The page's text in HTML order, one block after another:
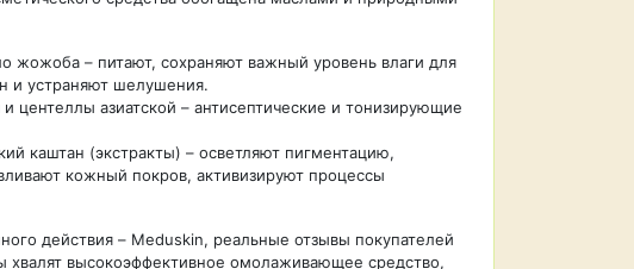
жожоба – питают, сохраняют важный уровень влаги для
и устраняют шелушения.
и центеллы азиатской – антисептические и тонизирующие
каштан (экстракты) – осветляют пигментацию,
кожный покров, активизируют процессы
действия – Meduskin, реальные отзывы покупателей
высокоэффективное омолаживающее средство,